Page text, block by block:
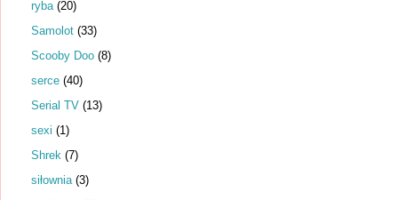
ryba (20)
Samolot (33)
Scooby Doo (8)
serce (40)
Serial TV (13)
sexi (1)
Shrek (7)
siłownia (3)